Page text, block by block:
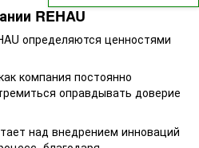
REHAU
определяются ценностями
компания постоянно
оправдывать доверие
над внедрением инноваций